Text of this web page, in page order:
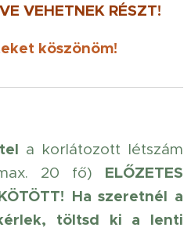
VEHETNEK RÉSZT!
köszönöm!
a korlátozott létszám
20 fő) ELŐZETES
Ha szeretnél a
töltsd ki a lenti